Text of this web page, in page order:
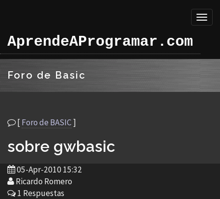
AprendeAProgramar.com
Foro de Basic
[Foro de BASIC]
sobre gwbasic
05-Apr-2010 15:32
Ricardo Romero
1 Respuestas